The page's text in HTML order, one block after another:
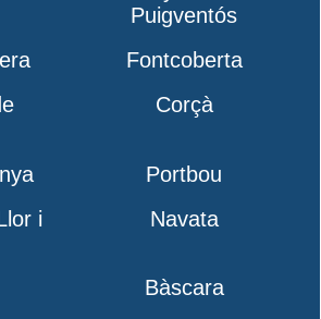
Puigventós
Fontcoberta
Corçà
Portbou
i
Navata
Bàscara